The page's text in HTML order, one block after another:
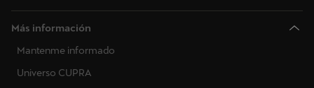
Más información
Mantenme informado
Universo CUPRA